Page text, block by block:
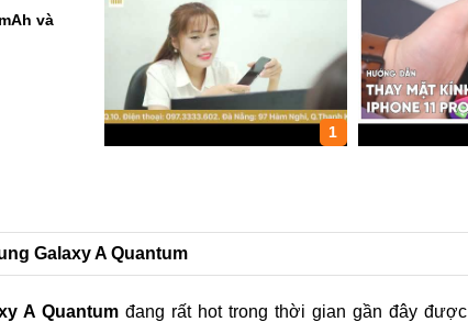
và
1
Galaxy A Quantum
A Quantumđang rất hot trong thời gian gần đây